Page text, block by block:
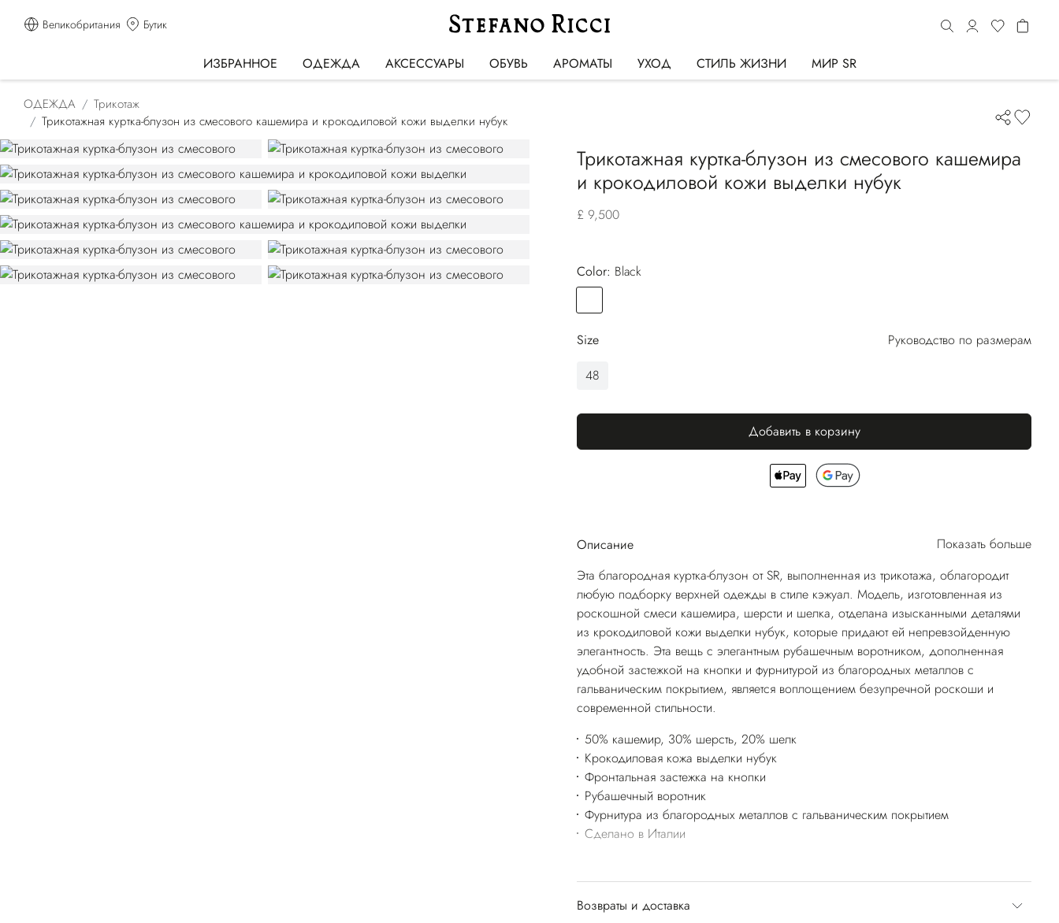
Великобритания Бутик
ИЗБРАННОЕ ОДЕЖДА АКСЕССУАРЫ ОБУВЬ АРОМАТЫ УХОД СТИЛЬ ЖИЗНИ МИР SR
ОДЕЖДА
Трикотаж
Трикотажная куртка-блузон из смесового кашемира и крокодиловой кожи выделки нубук
Трикотажная куртка-блузон из смесового кашемира
и крокодиловой кожи выделки нубук
£ 9,500
Color:
black
Size
Руководство по размерам
48
Добавить в корзину
Описание
Показать больше
Эта благородная куртка-блузон от SR, выполненная из трикотажа, облагородит
любую подборку верхней одежды в стиле кэжуал. Модель, изготовленная из
роскошной смеси кашемира, шерсти и шелка, отделана изысканными деталями
из крокодиловой кожи выделки нубук, которые придают ей непревзойденную
элегантность. Эта вещь с элегантным рубашечным воротником, дополненная
удобной застежкой на кнопки и фурнитурой из благородных металлов с
гальваническим покрытием, является воплощением безупречной роскоши и
современной стильности.
50% кашемир, 30% шерсть, 20% шелк
Крокодиловая кожа выделки нубук
Фронтальная застежка на кнопки
Рубашечный воротник
Фурнитура из благородных металлов с гальваническим покрытием
Сделано в Италии
Возвраты и доставка